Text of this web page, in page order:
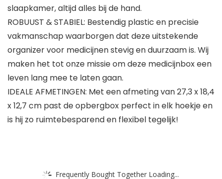
slaapkamer, altijd alles bij de hand.
ROBUUST & STABIEL: Bestendig plastic en precisie
vakmanschap waarborgen dat deze uitstekende
organizer voor medicijnen stevig en duurzaam is. Wij
maken het tot onze missie om deze medicijnbox een
leven lang mee te laten gaan.
IDEALE AFMETINGEN: Met een afmeting van 27,3 x 18,4
x 12,7 cm past de opbergbox perfect in elk hoekje en
is hij zo ruimtebesparend en flexibel tegelijk!
Frequently Bought Together Loading...